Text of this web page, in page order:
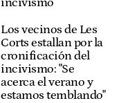
Los vecinos de Les
Corts estallan por la
cronificación del
incivismo: "Se
acerca el verano y
estamos temblando"